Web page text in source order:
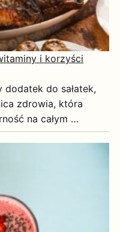
i korzyści
do sałatek,
zdrowia, która
na całym …